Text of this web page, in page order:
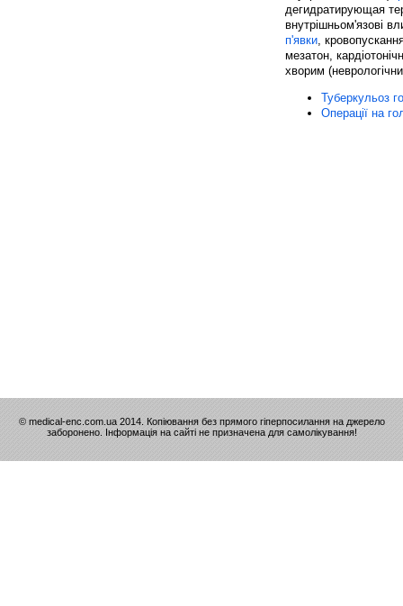
дегидратирующая
внутрішньом'язові
п'явки,
мезатон,
хворим
Туберкульоз
Операції на
© medical-enc.com.ua 2014. Копіювання без прямого гіперпосилання на джерело
заборонено. Інформація на сайті не призначена для самолікування!